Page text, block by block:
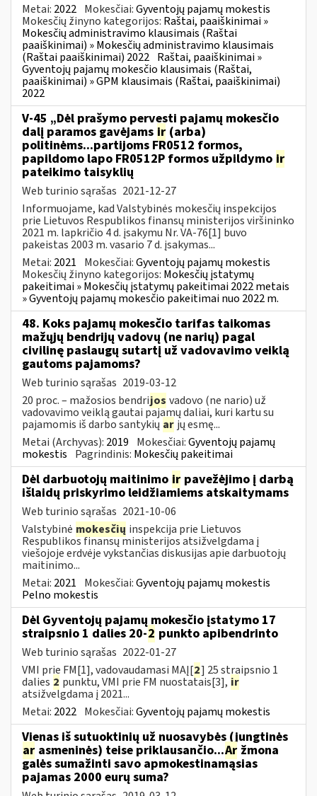
Metai: 2022 Mokesčiai:Gyventojų pajamų mokestis
Mokesčių žinyno kategorijos: Raštai, paaiškinimai »
Mokesčių administravimo klausimais (Raštai
paaiškinimai) » Mokesčių administravimo klausimais
(Raštai paaiškinimai) 2022 Raštai, paaiškinimai »
Gyventojų pajamų mokesčio klausimais (Raštai,
paaiškinimai) » GPM klausimais (Raštai, paaiškinimai)
2022
V-45 „Dėl prašymo pervesti pajamų mokesčio
dalį paramos gavėjams ir (arba)
politinėms...partijoms FR0512 formos,
papildomo lapo FR0512P formos užpildymo ir
pateikimo taisyklių
Web turinio sąrašas 2021-12-27
Informuojame, kad Valstybinės mokesčių inspekcijos
prie Lietuvos Respublikos finansų ministerijos viršininko
2021 m. lapkričio 4 d. įsakymu Nr. VA-76[1] buvo
pakeistas 2003 m. vasario 7 d. įsakymas...
Metai: 2021 Mokesčiai:Gyventojų pajamų mokestis
Mokesčių žinyno kategorijos: Mokesčių įstatymų
pakeitimai » Mokesčių įstatymų pakeitimai 2022 metais
» Gyventojų pajamų mokesčio pakeitimai nuo 2022 m.
48. Koks pajamų mokesčio tarifas taikomas
mažųjų bendrijų vadovų (ne narių) pagal
civilinę paslaugų sutartį už vadovavimo veiklą
gautoms pajamoms?
Web turinio sąrašas 2019-03-12
20 proc. – mažosios bendrijos vadovo (ne nario) už
vadovavimo veiklą gautai pajamų daliai, kuri kartu su
pajamomis iš darbo santykių ar jų esmę...
Metai (Archyvas): 2019 Mokesčiai:Gyventojų pajamų
mokestis Pagrindinis: Mokesčių pakeitimai
Dėl darbuotojų maitinimo ir pavežėjimo į darbą
išlaidų priskyrimo leidžiamiems atskaitymams
Web turinio sąrašas 2021-10-06
Valstybinė mokesčių inspekcija prie Lietuvos
Respublikos finansų ministerijos atsižvelgdama į
viešojoje erdvėje vykstančias diskusijas apie darbuotojų
maitinimo...
Metai: 2021 Mokesčiai:Gyventojų pajamų mokestis
Pelno mokestis
Dėl Gyventojų pajamų mokesčio įstatymo 17
straipsnio 1 dalies 20-2 punkto apibendrinto
Web turinio sąrašas 2022-01-27
VMI prie FM[1], vadovaudamasi MAĮ[2] 25 straipsnio 1
dalies 2 punktu, VMI prie FM nuostatais[3], ir
atsižvelgdama į 2021...
Metai: 2022 Mokesčiai:Gyventojų pajamų mokestis
Vienas iš sutuoktinių už nuosavybės (jungtinės
ar asmeninės) teise priklausančio...Ar žmona
galės sumažinti savo apmokestinamąsias
pajamas 2000 eurų suma?